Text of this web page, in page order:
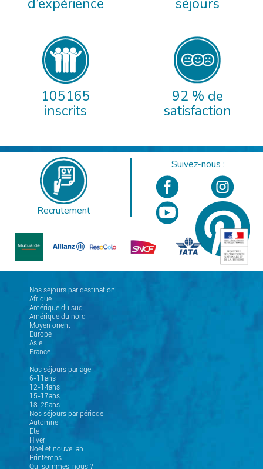
105165
inscrits
92 % de
satisfaction
Recrutement
Suivez-nous :
Nos séjours par destination
Afrique
Amérique du sud
Amérique du nord
Moyen orient
Europe
Asie
France
Nos séjours par age
6-11ans
12-14ans
15-17ans
18-25ans
Nos séjours par période
Automne
Eté
Hiver
Noel et nouvel an
Printemps
Qui sommes-nous ?